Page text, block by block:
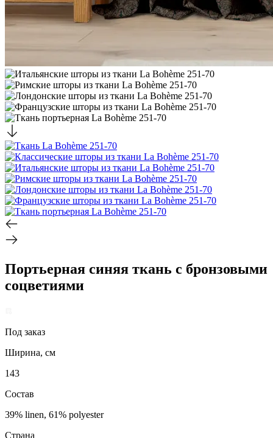
Портьерная синяя ткань с бронзовыми
соцветиями
Под заказ
Ширина, см
143
Состав
39% linen, 61% polyester
Страна